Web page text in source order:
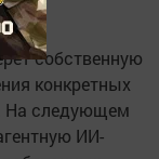
собственную
конкретных
На следующем
ИИ-